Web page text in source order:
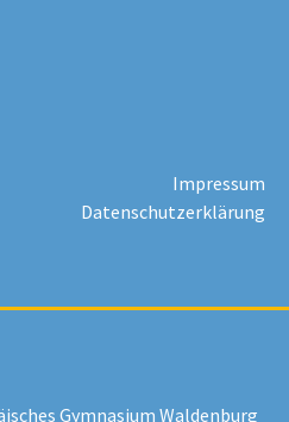
Impressum
Datenschutzerklärung
Gymnasium Waldenburg